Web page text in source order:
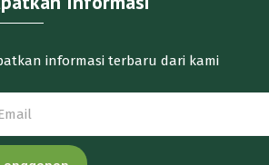
informasi terbaru dari kami